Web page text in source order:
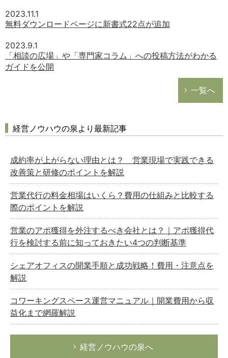
2023.11.1
無料ダウンロードページに新書式22点が追加
2023.9.1
「相談の広場」や「専門家コラム」への投稿方法がわかる
ガイドを公開
一覧へ
経営ノウハウの泉より最新記事
成約率が上がらない理由とは？ 営業現場で実践できる
改善策と研修のポイントを解説
営業代行の料金相場はいくら？費用の仕組みと比較する
際のポイントを解説
営業のアポ獲得を外注するべき会社とは？｜アポ獲得代
行を検討する前に知っておきたい4つの判断基準
シェアオフィスの開業手順と成功戦略！費用・注意点を
解説
コワーキングスペース運営マニュアル｜開業費用から収
益化まで網羅解説
経営ノウハウの泉へ